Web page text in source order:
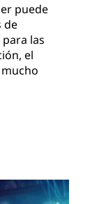
puede
de
las
el